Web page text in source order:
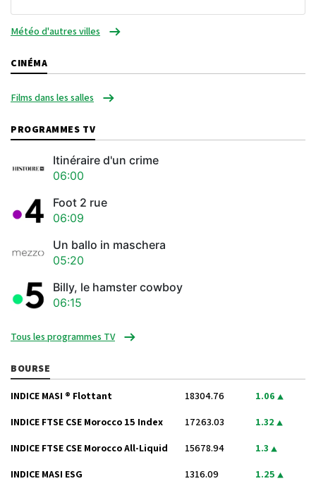
Météo d'autres villes
CINÉMA
Films dans les salles
PROGRAMMES TV
Itinéraire d'un crime
06:00
Foot 2 rue
06:09
Un ballo in maschera
05:20
Billy, le hamster cowboy
06:15
Tous les programmes TV
BOURSE
INDICE MASI ® Flottant 18304.76 1.06
INDICE FTSE CSE Morocco 15 Index 17263.03 1.32
INDICE FTSE CSE Morocco All-Liquid 15678.94 1.3
INDICE MASI ESG 1316.09 1.25